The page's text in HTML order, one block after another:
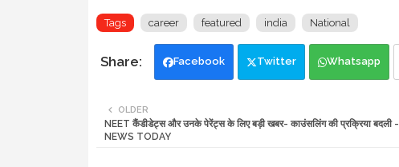
Tags career featured india National
Facebook Twitter Whatsapp
OLDER
NEET कैंडीडेट्स और उनके पेरेंट्स के लिए बड़ी खबर- काउंसलिंग की प्रक्रिया बदली -
NEWS TODAY